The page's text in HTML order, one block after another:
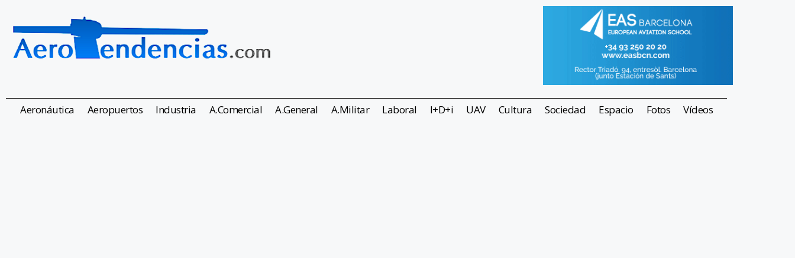
Aeronáutica Aeropuertos Industria A.Comercial A.General A.Militar Laboral I+D+i UAV Cultura Sociedad Espacio Fotos Vídeos